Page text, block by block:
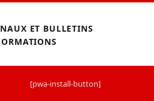
ET BULLETINS
[pwa-install-button]